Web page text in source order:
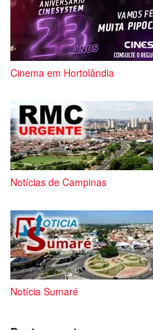
Cinema em Hortolândia
Notícias de Campinas
Notícia Sumaré